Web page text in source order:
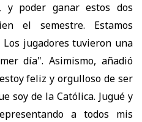
y poder ganar estos dos
el semestre. Estamos
jugadores tuvieron una
día". Asimismo, añadió
feliz y orgulloso de ser
soy de la Católica. Jugué y
a todos mis